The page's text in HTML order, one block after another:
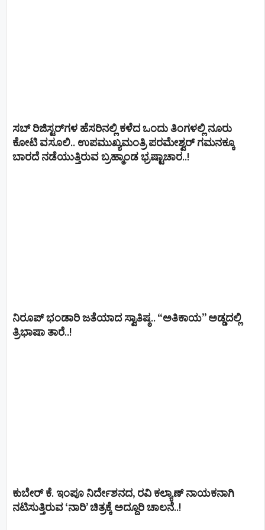
ಸಬ್ ರಿಜಿಸ್ಟರ್​ಗಳ ಹೆಸರಿನಲ್ಲಿ ಕಳೆದ ಒಂದು ತಿಂಗಳಲ್ಲಿ ನೂರು
ಕೋಟಿ ವಸೂಲಿ.. ಉಪಮುಖ್ಯಮಂತ್ರಿ ಪರಮೇಶ್ವರ್​ ಗಮನಕ್ಕೂ
ಬಾರದೆ ನಡೆಯುತ್ತಿರುವ ಬ್ರಹ್ಮಾಂಡ ಭ್ರಷ್ಟಾಚಾರ..!
ನಿರೂಪ್ ಭಂಡಾರಿ ಜತೆಯಾದ ಸ್ವಾತಿಷ್ಠ.. “ಅತಿಕಾಯ” ಅಡ್ಡದಲ್ಲಿ
ತ್ರಿಭಾಷಾ ತಾರೆ..!
ಕುಬೇರ್ ಕೆ. ಇಂಪೂ ನಿರ್ದೇಶನದ, ರವಿ ಕಲ್ಯಾಣ್‍ ನಾಯಕನಾಗಿ
ನಟಿಸುತ್ತಿರುವ ‘ನಾರಿ’ ಚಿತ್ರಕ್ಕೆ ಅದ್ದೂರಿ ಚಾಲನೆ..!